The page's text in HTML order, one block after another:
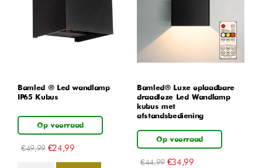
Bamled ® Led wandlamp
IP65 Kubus
Op voorraad
€49,99 €24,99
Bamled® Luxe oplaadbare
draadloze Led Wandlamp
kubus met
afstandsbediening
Op voorraad
€44,99 €34,99